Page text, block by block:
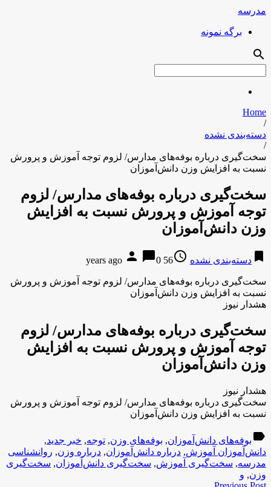
مدرسه
برگه نمونه
search
Home
/
دسته‌بندی نشده
/
سخت‌گیری درباره بوفه‌های مدارس/ لزوم توجه آموزش و پرورش
نسبت به افزایش وزن دانش‌آموزان
سخت‌گیری درباره بوفه‌های مدارس/ لزوم
توجه آموزش و پرورش نسبت به افزایش
وزن دانش‌آموزان
bookmark دسته‌بندی نشده access_time
56 years ago
person chat_bubble0
سخت‌گیری درباره بوفه‌های مدارس/ لزوم توجه آموزش و پرورش
نسبت به افزایش وزن دانش‌آموزان
هشدار نیوز
سخت‌گیری درباره بوفه‌های مدارس/ لزوم
توجه آموزش و پرورش نسبت به افزایش
وزن دانش‌آموزان
هشدار نیوز
سخت‌گیری درباره بوفه‌های مدارس/ لزوم توجه آموزش و پرورش
نسبت به افزایش وزن دانش‌آموزان
label بوفه‌های دانش‌آموزان, بوفه‌های وزن, توجه, خبر جدید,
دانش‌آموزان آموزش, درباره دانش‌آموزان, درباره وزن, روانشناسی
مدرسه, سخت‌گیری آموزش, سخت‌گیری دانش‌آموزان, سخت‌گیری
وزن, و